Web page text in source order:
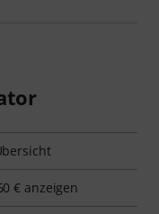
€ anzeigen